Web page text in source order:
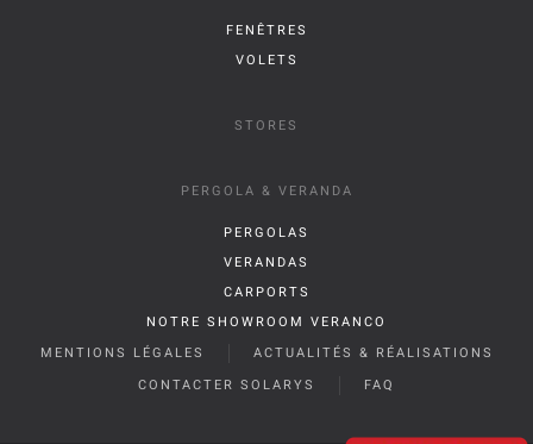
FENÊTRES
VOLETS
STORES
PERGOLA & VERANDA
PERGOLAS
VERANDAS
CARPORTS
NOTRE SHOWROOM VERANCO
MENTIONS LÉGALES
ACTUALITÉS & RÉALISATIONS
CONTACTER SOLARYS
FAQ